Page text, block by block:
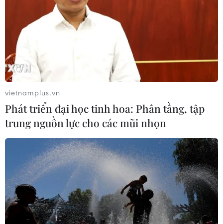
Campuchia muốn quy hoạch lưu vực
sông Tonle Sap để quản lý tài nguyên
nước
10/08/2026 04:22
Nắng nóng gay gắt ở Bắc Bộ và
Trung Bộ, nguy cơ lũ quét tại Gia Lai
09/08/2026 23:09
Siêu bão Doldphin đổ bộ
Trung Quốc khiến hàng nghìn
chuyến bay bị hủy khẩn cấp
09/08/2026 16:00
vietnamplus.vn
Phát triển đại học tinh hoa: Phân tầng, tập
trung nguồn lực cho các mũi nhọn